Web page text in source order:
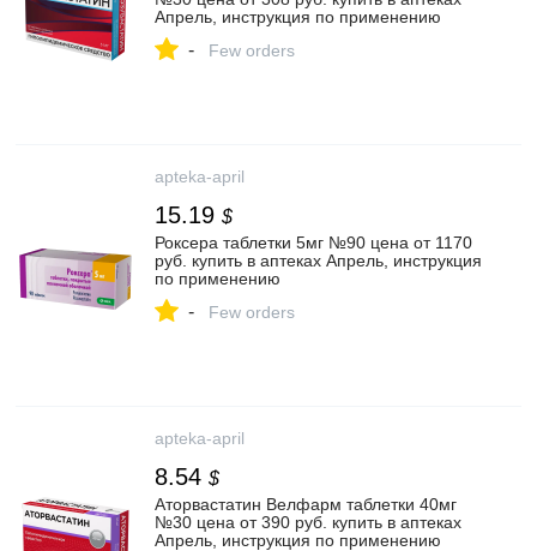
Апрель, инструкция по применению
- Few orders
apteka-april
15.19 $
Роксера таблетки 5мг №90 цена от 1170
руб. купить в аптеках Апрель, инструкция
по применению
- Few orders
apteka-april
8.54 $
Аторвастатин Велфарм таблетки 40мг
№30 цена от 390 руб. купить в аптеках
Апрель, инструкция по применению